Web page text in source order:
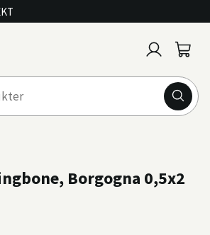
inn
Borgogna 0,5x2